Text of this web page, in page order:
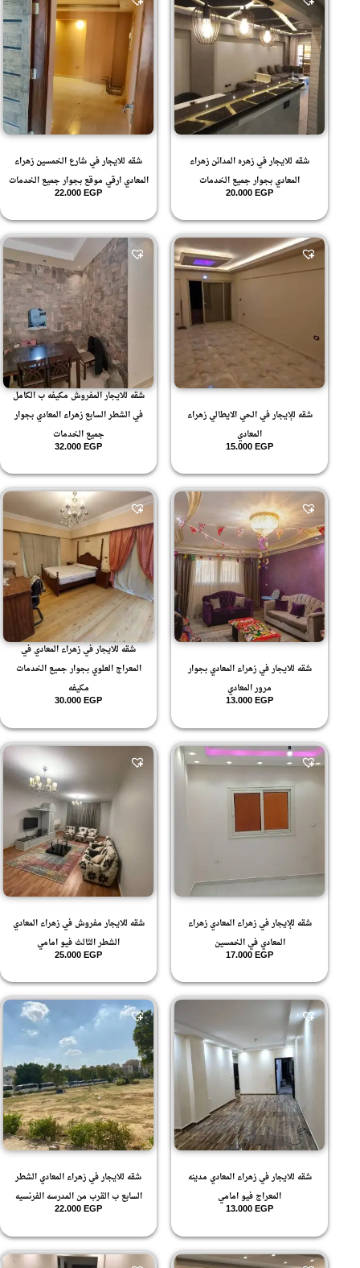
شقه للايجار في زهره المدائن زهراء
المعادي بجوار جميع الخدمات
20.000EGP
شقه للايجار في شارع الخمسين زهراء
المعادي ارقي موقع بجوار جميع الخدمات
22.000EGP
شقه للإيجار في الحي الايطالي زهراء
المعادي
15.000EGP
شقه للايجار المفروش مكيفه ب الكامل
في الشطر السابع زهراء المعادي بجوار
جميع الخدمات
32.000EGP
شقه للايجار في زهراء المعادي بجوار
مرور المعادي
13.000EGP
شقه للايجار في زهراء المعادي في
المعراج العلوي بجوار جميع الخدمات
مكيفه
30.000EGP
شقه للإيجار في زهراء المعادي زهراء
المعادي في الخمسين
17.000EGP
شقه للايجار مفروش في زهراء المعادي
الشطر الثالث فيو امامي
25.000EGP
شقه للايجار في زهراء المعادي مدينه
المعراج فيو امامي
13.000EGP
شقه للايجار في زهراء المعادي الشطر
السابع ب القرب من المدرسه الفرنسيه
22.000EGP